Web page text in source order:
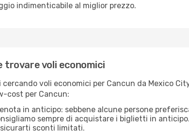
indimenticabile al miglior prezzo.
trovare voli economici
cercando voli economici per Cancun da Mexico
cost per Cancun:
in anticipo: sebbene alcune persone
sempre di acquistare i biglietti in
sconti limitati.